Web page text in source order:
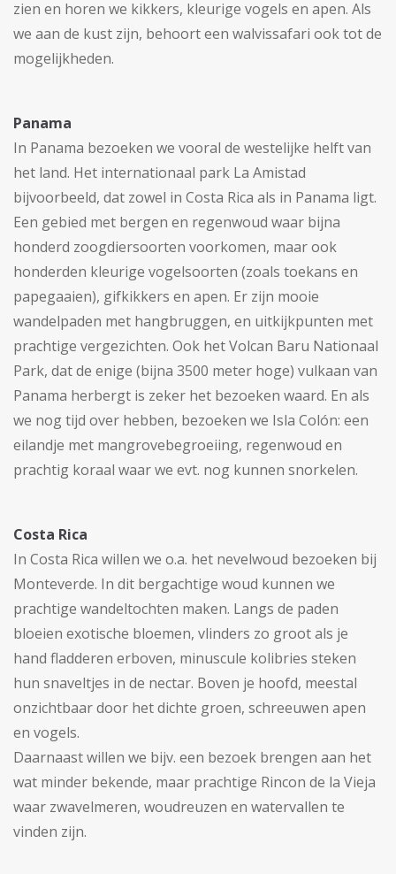
zien en horen we kikkers, kleurige vogels en apen. Als
we aan de kust zijn, behoort een walvissafari ook tot de
mogelijkheden.
Panama
In Panama bezoeken we vooral de westelijke helft van
het land. Het internationaal park La Amistad
bijvoorbeeld, dat zowel in Costa Rica als in Panama ligt.
Een gebied met bergen en regenwoud waar bijna
honderd zoogdiersoorten voorkomen, maar ook
honderden kleurige vogelsoorten (zoals toekans en
papegaaien), gifkikkers en apen. Er zijn mooie
wandelpaden met hangbruggen, en uitkijkpunten met
prachtige vergezichten. Ook het Volcan Baru Nationaal
Park, dat de enige (bijna 3500 meter hoge) vulkaan van
Panama herbergt is zeker het bezoeken waard. En als
we nog tijd over hebben, bezoeken we Isla Colón: een
eilandje met mangrovebegroeiing, regenwoud en
prachtig koraal waar we evt. nog kunnen snorkelen.
Costa Rica
In Costa Rica willen we o.a. het nevelwoud bezoeken bij
Monteverde. In dit bergachtige woud kunnen we
prachtige wandeltochten maken. Langs de paden
bloeien exotische bloemen, vlinders zo groot als je
hand fladderen erboven, minuscule kolibries steken
hun snaveltjes in de nectar. Boven je hoofd, meestal
onzichtbaar door het dichte groen, schreeuwen apen
en vogels.
Daarnaast willen we bijv. een bezoek brengen aan het
wat minder bekende, maar prachtige Rincon de la Vieja
waar zwavelmeren, woudreuzen en watervallen te
vinden zijn.